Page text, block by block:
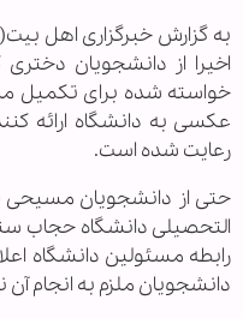
به گزارش خبرگزاری اهل
اخیرا از دانشجویان
خواسته شده برای تکمیل
عکسی به دانشگاه ارائه
رعایت شده است.
حتی از دانشجویان مسیحی
التحصیلی دانشگاه حجاب
رابطه مسئولین دانشگاه
دانشجویان ملزم به انجام